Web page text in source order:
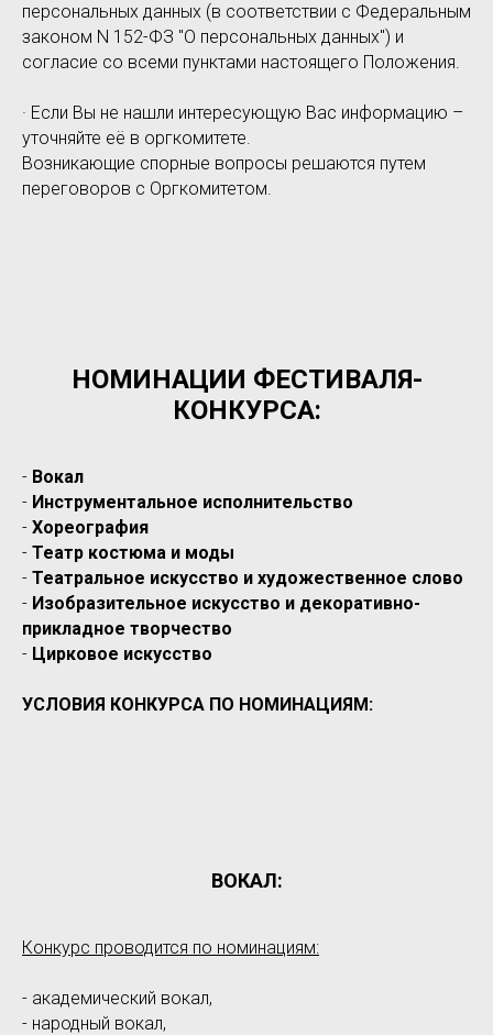
персональных данных (в соответствии с Федеральным
законом N 152-ФЗ "О персональных данных") и
согласие со всеми пунктами настоящего Положения.
· Если Вы не нашли интересующую Вас информацию –
уточняйте её в оргкомитете.
Возникающие спорные вопросы решаются путем
переговоров с Оргкомитетом.
НОМИНАЦИИ ФЕСТИВАЛЯ-
КОНКУРСА:
- Вокал
- Инструментальное исполнительство
- Хореография
- Театр костюма и моды
- Театральное искусство и художественное слово
- Изобразительное искусство и декоративно-
прикладное творчество
- Цирковое искусство
УСЛОВИЯ КОНКУРСА ПО НОМИНАЦИЯМ:
ВОКАЛ:
Конкурс проводится по номинациям:
- академический вокал,
- народный вокал,